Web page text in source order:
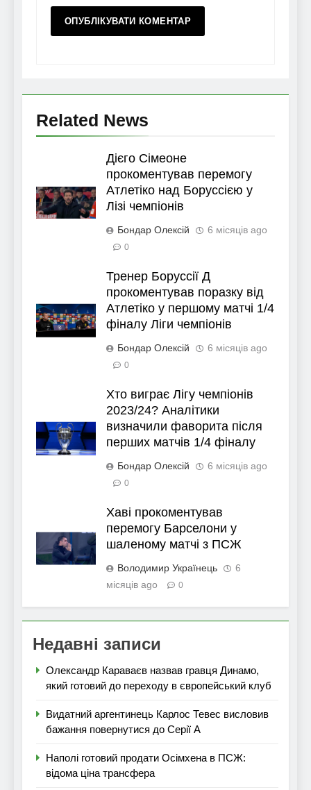
Related News
Дієго Сімеоне
прокоментував перемогу
Атлетіко над Боруссією у
Лізі чемпіонів
Бондар Олексій 6 місяців ago
0
Тренер Боруссії Д
прокоментував поразку від
Атлетіко у першому матчі 1/4
фіналу Ліги чемпіонів
Бондар Олексій 6 місяців ago
0
Хто виграє Лігу чемпіонів
2023/24? Аналітики
визначили фаворита після
перших матчів 1/4 фіналу
Бондар Олексій 6 місяців ago
0
Хаві прокоментував
перемогу Барселони у
шаленому матчі з ПСЖ
Володимир Українець
6
місяців ago
0
Недавні записи
Олександр Караваєв назвав гравця Динамо,
який готовий до переходу в європейський клуб
Видатний аргентинець Карлос Тевес висловив
бажання повернутися до Серії А
Наполі готовий продати Осімхена в ПСЖ:
відома ціна трансфера